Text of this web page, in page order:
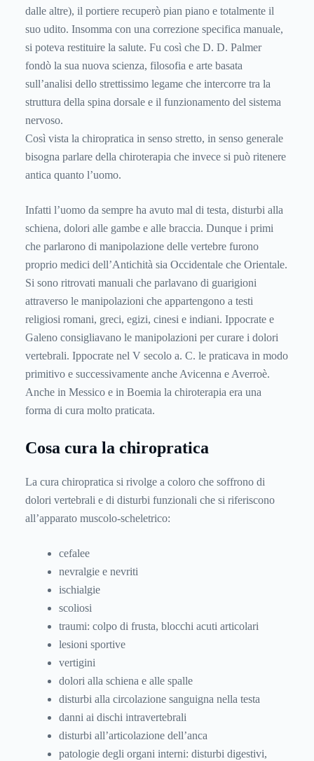
dalle altre), il portiere recuperò pian piano e totalmente il
suo udito. Insomma con una correzione specifica manuale,
si poteva restituire la salute. Fu così che D. D. Palmer
fondò la sua nuova scienza, filosofia e arte basata
sull’analisi dello strettissimo legame che intercorre tra la
struttura della spina dorsale e il funzionamento del sistema
nervoso.
Così vista la chiropratica in senso stretto, in senso generale
bisogna parlare della chiroterapia che invece si può ritenere
antica quanto l’uomo.
Infatti l’uomo da sempre ha avuto mal di testa, disturbi alla
schiena, dolori alle gambe e alle braccia. Dunque i primi
che parlarono di manipolazione delle vertebre furono
proprio medici dell’Antichità sia Occidentale che Orientale.
Si sono ritrovati manuali che parlavano di guarigioni
attraverso le manipolazioni che appartengono a testi
religiosi romani, greci, egizi, cinesi e indiani. Ippocrate e
Galeno consigliavano le manipolazioni per curare i dolori
vertebrali. Ippocrate nel V secolo a. C. le praticava in modo
primitivo e successivamente anche Avicenna e Averroè.
Anche in Messico e in Boemia la chiroterapia era una
forma di cura molto praticata.
Cosa cura la chiropratica
La cura chiropratica si rivolge a coloro che soffrono di
dolori vertebrali e di disturbi funzionali che si riferiscono
all’apparato muscolo-scheletrico:
cefalee
nevralgie e nevriti
ischialgie
scoliosi
traumi: colpo di frusta, blocchi acuti articolari
lesioni sportive
vertigini
dolori alla schiena e alle spalle
disturbi alla circolazione sanguigna nella testa
danni ai dischi intravertebrali
disturbi all’articolazione dell’anca
patologie degli organi interni: disturbi digestivi,